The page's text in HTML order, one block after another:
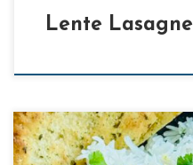
Lente Lasagne